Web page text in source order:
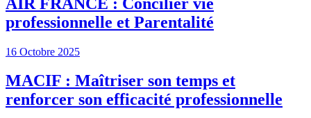
professionnelle et Parentalité
16 Octobre 2025
MACIF : Maîtriser son temps et
renforcer son efficacité professionnelle